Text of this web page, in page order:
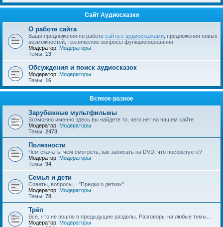
Сайт Аудиосказки
О работе сайта
Ваши предложения по работе сайта с аудиосказками , предложения новых
возможностей, технические вопросы функционирования.
Модератор: Модераторы
Темы: 13
Обсуждения и поиск аудиосказок
Модератор: Модераторы
Темы: 16
Всякое-разное
Зарубежные мультфильмы
Возможно именно здесь вы найдете то, чего нет на нашем сайте
Модератор: Модераторы
Темы: 2473
Полезности
Чем скачать, чем смотреть, как записать на DVD, что посоветуете?
Модератор: Модераторы
Темы: 94
Семья и дети
Советы, вопросы... "Предки о детках"
Модератор: Модераторы
Темы: 78
Трёп
Всё, что не вошло в предыдущие разделы. Разговоры на любые темы...
Модератор: Модераторы